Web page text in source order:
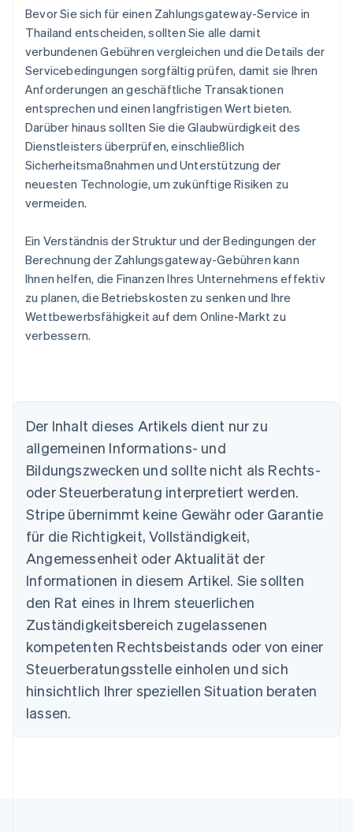
Bevor Sie sich für einen Zahlungsgateway-Service in
Thailand entscheiden, sollten Sie alle damit
verbundenen Gebühren vergleichen und die Details der
Servicebedingungen sorgfältig prüfen, damit sie Ihren
Anforderungen an geschäftliche Transaktionen
entsprechen und einen langfristigen Wert bieten.
Darüber hinaus sollten Sie die Glaubwürdigkeit des
Dienstleisters überprüfen, einschließlich
Sicherheitsmaßnahmen und Unterstützung der
neuesten Technologie, um zukünftige Risiken zu
vermeiden.
Ein Verständnis der Struktur und der Bedingungen der
Berechnung der Zahlungsgateway-Gebühren kann
Ihnen helfen, die Finanzen Ihres Unternehmens effektiv
zu planen, die Betriebskosten zu senken und Ihre
Wettbewerbsfähigkeit auf dem Online-Markt zu
verbessern.
Der Inhalt dieses Artikels dient nur zu
allgemeinen Informations- und
Bildungszwecken und sollte nicht als Rechts-
oder Steuerberatung interpretiert werden.
Stripe übernimmt keine Gewähr oder Garantie
für die Richtigkeit, Vollständigkeit,
Angemessenheit oder Aktualität der
Informationen in diesem Artikel. Sie sollten
den Rat eines in Ihrem steuerlichen
Zuständigkeitsbereich zugelassenen
kompetenten Rechtsbeistands oder von einer
Steuerberatungsstelle einholen und sich
hinsichtlich Ihrer speziellen Situation beraten
lassen.
Australien
English
Belgien
Brasilien
PortuguêsEnglish
Bulgarien
English
Dänemark
English
DeutschEnglish
Estland
English
Festlandchina
简体中文English
Finnland
Frankreich
FrançaisEnglish